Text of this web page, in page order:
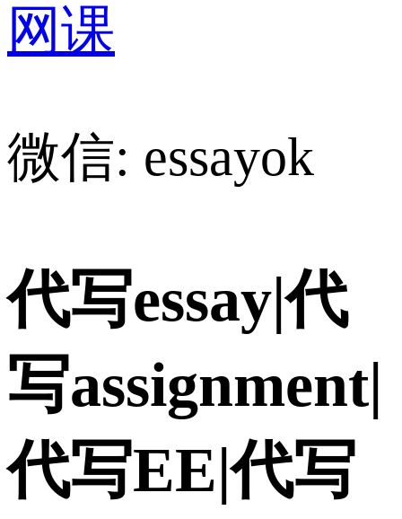
网课
微信: essayok
代写essay|代
写assignment|
代写EE|代写